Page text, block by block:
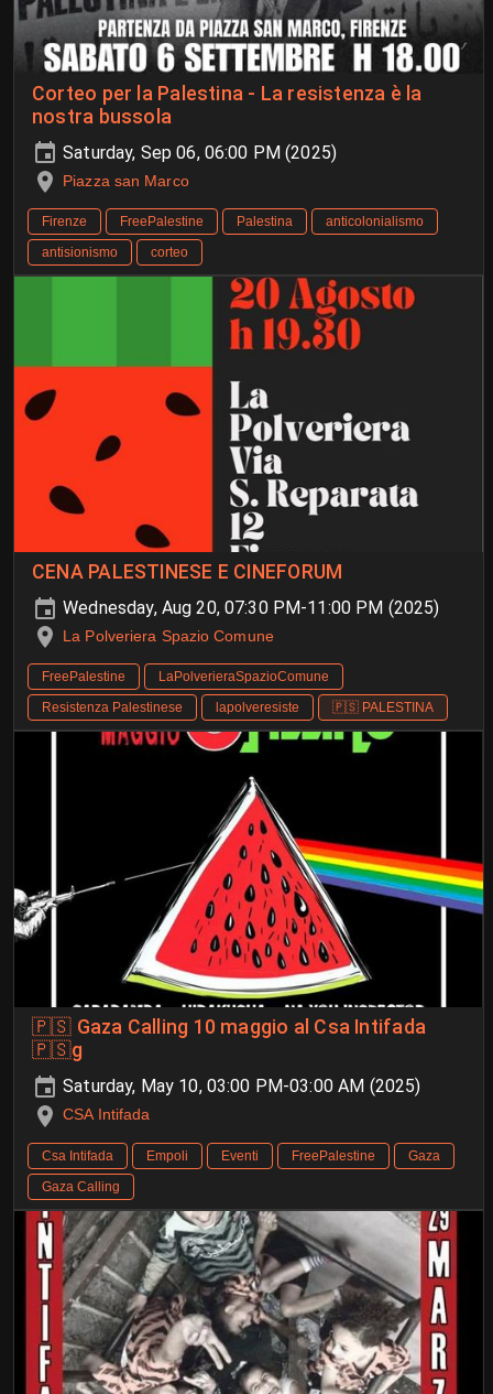
Corteo per la Palestina - La resistenza è la
nostra bussola
Saturday, Sep 06, 06:00 PM (2025)
Piazza san Marco
Firenze FreePalestine Palestina
anticolonialismo
antisionismo
corteo
CENA PALESTINESE E CINEFORUM
Wednesday, Aug 20, 07:30 PM-11:00 PM (2025)
La Polveriera Spazio Comune
FreePalestine
LaPolverieraSpazioComune
Resistenza Palestinese
lapolveresiste 🇵🇸 PALESTINA
🇵🇸 Gaza Calling 10 maggio al Csa Intifada
🇵🇸g
Saturday, May 10, 03:00 PM-03:00 AM (2025)
CSA Intifada
Csa Intifada Empoli Eventi FreePalestine
Gaza
Gaza Calling